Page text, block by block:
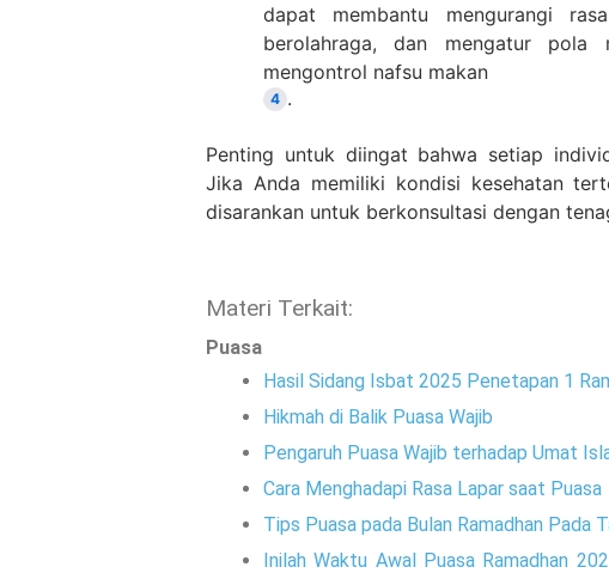
dapat membantu mengurangi
berolahraga, dan mengatur pola
mengontrol nafsu makan
4 .
Penting untuk diingat bahwa setiap
Jika Anda memiliki kondisi kesehatan
disarankan untuk berkonsultasi dengan
Materi Terkait:
Puasa
Hasil Sidang Isbat 2025 Penetapan 1
Hikmah di Balik Puasa Wajib
Pengaruh Puasa Wajib terhadap Umat
Cara Menghadapi Rasa Lapar saat Puasa
Tips Puasa pada Bulan Ramadhan Pada
Inilah Waktu Awal Puasa Ramadhan